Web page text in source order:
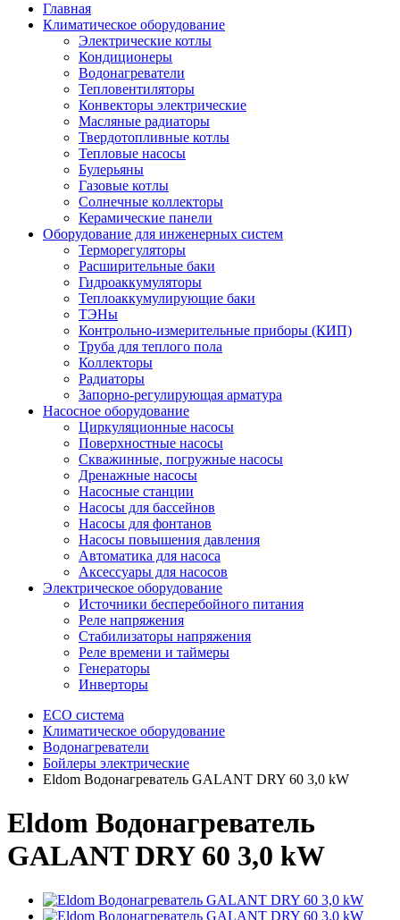
Главная
Климатическое оборудование
Электрические котлы
Кондиционеры
Водонагреватели
Тепловентиляторы
Конвекторы электрические
Масляные радиаторы
Твердотопливные котлы
Тепловые насосы
Булерьяны
Газовые котлы
Солнечные коллекторы
Керамические панели
Оборудование для инженерных систем
Терморегуляторы
Расширительные баки
Гидроаккумуляторы
Теплоаккумулирующие баки
ТЭНы
Контрольно-измерительные приборы (КИП)
Труба для теплого пола
Коллекторы
Радиаторы
Запорно-регулирующая арматура
Насосное оборудование
Циркуляционные насосы
Поверхностные насосы
Скважинные, погружные насосы
Дренажные насосы
Насосные станции
Насосы для бассейнов
Насосы для фонтанов
Насосы повышения давления
Автоматика для насоса
Аксессуары для насосов
Электрическое оборудование
Источники бесперебойного питания
Реле напряжения
Стабилизаторы напряжения
Реле времени и таймеры
Генераторы
Инверторы
ECO система
Климатическое оборудование
Водонагреватели
Бойлеры электрические
Eldom Водонагреватель GALANT DRY 60 3,0 kW
Eldom Водонагреватель
GALANT DRY 60 3,0 kW